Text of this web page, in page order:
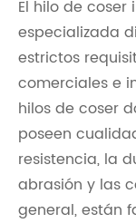
El hilo de
especializada
estrictos
comerciales e
hilos de coser
poseen
resistencia, la
abrasión y las
general, están